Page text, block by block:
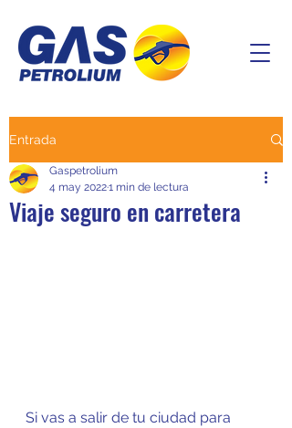
Entrada
Viaje seguro en carretera
Gaspetrolium
4 may 20221 min de lectura
Si vas a salir de tu ciudad para